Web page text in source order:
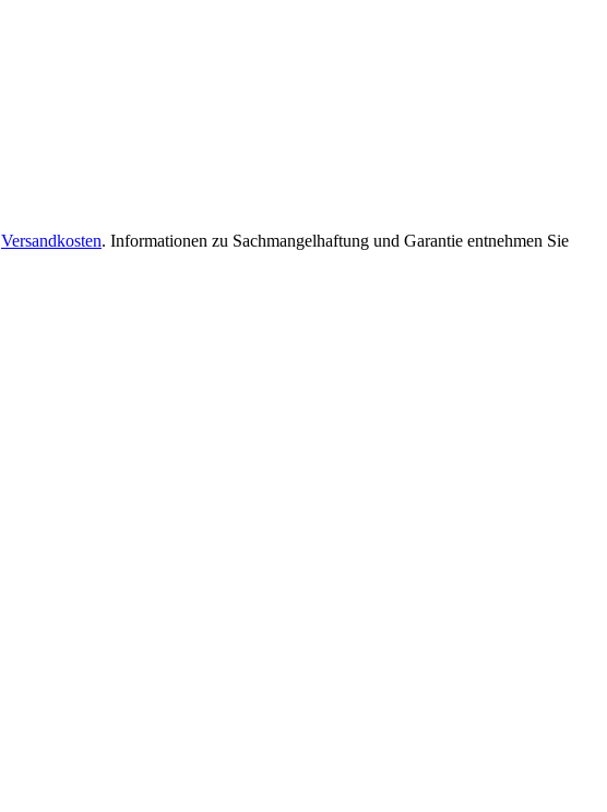
Versandkosten. Informationen zu Sachmangelhaftung und Garantie entnehmen Sie